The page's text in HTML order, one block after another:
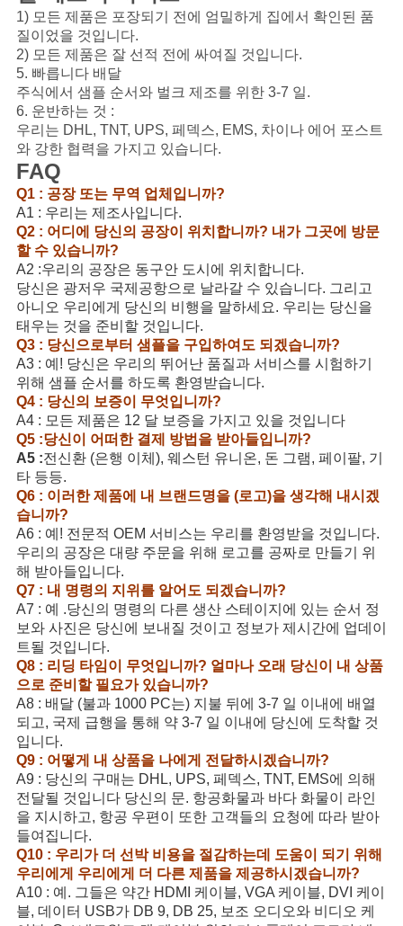
1) 모든 제품은 포장되기 전에 엄밀하게 집에서 확인된 품
질이었을 것입니다.
2) 모든 제품은 잘 선적 전에 싸여질 것입니다.
5. 빠릅니다 배달
주식에서 샘플 순서와 벌크 제조를 위한 3-7 일.
6. 운반하는 것 :
우리는 DHL, TNT, UPS, 페덱스, EMS, 차이나 에어 포스트
와 강한 협력을 가지고 있습니다.
FAQ
Q1 : 공장 또는 무역 업체입니까?
A1 : 우리는 제조사입니다.
Q2 : 어디에 당신의 공장이 위치합니까? 내가 그곳에 방문
할 수 있습니까?
A2 :우리의 공장은 동구안 도시에 위치합니다.
당신은 광저우 국제공항으로 날라갈 수 있습니다. 그리고
아니오 우리에게 당신의 비행을 말하세요. 우리는 당신을
태우는 것을 준비할 것입니다.
Q3 : 당신으로부터 샘플을 구입하여도 되겠습니까?
A3 : 예! 당신은 우리의 뛰어난 품질과 서비스를 시험하기
위해 샘플 순서를 하도록 환영받습니다.
Q4 : 당신의 보증이 무엇입니까?
A4 : 모든 제품은 12 달 보증을 가지고 있을 것입니다
Q5 :당신이 어떠한 결제 방법을 받아들입니까?
A5 :전신환 (은행 이체), 웨스턴 유니온, 돈 그램, 페이팔, 기
타 등등.
Q6 : 이러한 제품에 내 브랜드명을 (로고)을 생각해 내시겠
습니까?
A6 : 예! 전문적 OEM 서비스는 우리를 환영받을 것입니다.
우리의 공장은 대량 주문을 위해 로고를 공짜로 만들기 위
해 받아들입니다.
Q7 : 내 명령의 지위를 알어도 되겠습니까?
A7 : 예 .당신의 명령의 다른 생산 스테이지에 있는 순서 정
보와 사진은 당신에 보내질 것이고 정보가 제시간에 업데이
트될 것입니다.
Q8 : 리딩 타임이 무엇입니까? 얼마나 오래 당신이 내 상품
으로 준비할 필요가 있습니까?
A8 : 배달 (불과 1000 PC는) 지불 뒤에 3-7 일 이내에 배열
되고, 국제 급행을 통해 약 3-7 일 이내에 당신에 도착할 것
입니다.
Q9 : 어떻게 내 상품을 나에게 전달하시겠습니까?
A9 : 당신의 구매는 DHL, UPS, 페덱스, TNT, EMS에 의해
전달될 것입니다 당신의 문. 항공화물과 바다 화물이 라인
을 지시하고, 항공 우편이 또한 고객들의 요청에 따라 받아
들여집니다.
Q10 : 우리가 더 선박 비용을 절감하는데 도움이 되기 위해
우리에게 우리에게 더 다른 제품을 제공하시겠습니까?
A10 : 예. 그들은 약간 HDMI 케이블, VGA 케이블, DVI 케이
블, 데이터 USB가 DB 9, DB 25, 보조 오디오와 비디오 케